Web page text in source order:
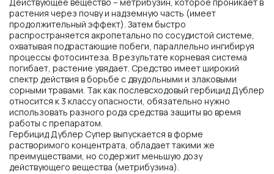
растения через почву и надземную часть (имеет
продолжительный эффект). Затем быстро
распространяется акропетально по сосудистой системе,
охватывая подрастающие побеги, параллельно ингибируя
процессы фотосинтеза. В результате корневая система
погибает, растение увядает. Средство имеет широкий
спектр действия в борьбе с двудольными и злаковыми
сорными травами. Так как послевсходовый гербицид Дублер
относится к 3 классу опасности, обязательно нужно
использовать разного рода средства защиты во время
работы с препаратом.
Гербицид Дублер Супер выпускается в форме
растворимого концентрата, обладает такими же
преимуществами, но содержит меньшую дозу
действующего вещества (метрибузина).